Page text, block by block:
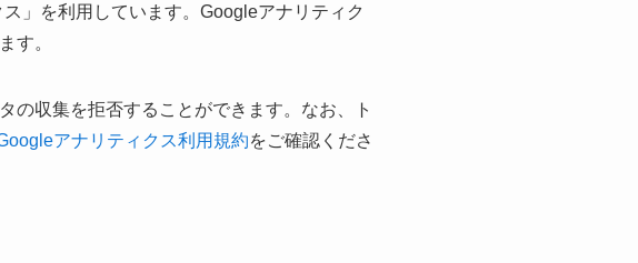
」を利用しています。Googleアナリティク
す。
の収集を拒否することができます。なお、ト
アナリティクス利用規約をご確認くださ